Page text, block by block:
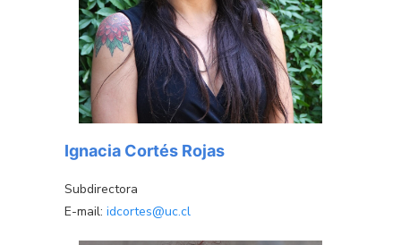
Ignacia Cortés Rojas
Subdirectora
E-mail: idcortes@uc.cl